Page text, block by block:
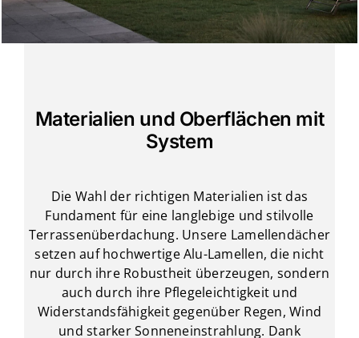
Materialien und Oberflächen mit
System
Die Wahl der richtigen Materialien ist das
Fundament für eine langlebige und stilvolle
Terrassenüberdachung. Unsere Lamellendächer
setzen auf hochwertige Alu-Lamellen, die nicht
nur durch ihre Robustheit überzeugen, sondern
auch durch ihre Pflegeleichtigkeit und
Widerstandsfähigkeit gegenüber Regen, Wind
und starker Sonneneinstrahlung. Dank